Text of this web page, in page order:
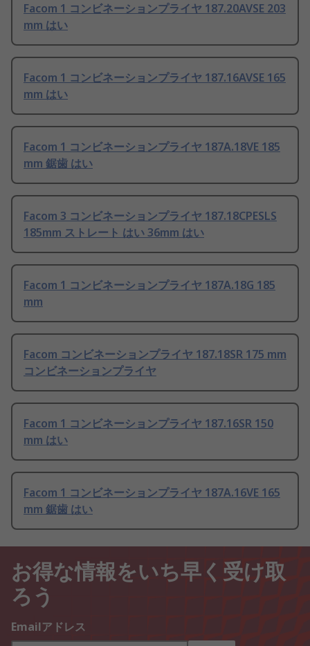
Facom 1 コンビネーションプライヤ 187.20AVSE 203
mm はい
Facom 1 コンビネーションプライヤ 187.16AVSE 165
mm はい
Facom 1 コンビネーションプライヤ 187A.18VE 185
mm 鋸歯 はい
Facom 3 コンビネーションプライヤ 187.18CPESLS
185mm ストレート はい 36mm はい
Facom 1 コンビネーションプライヤ 187A.18G 185
mm
Facom コンビネーションプライヤ 187.18SR 175 mm
コンビネーションプライヤ
Facom 1 コンビネーションプライヤ 187.16SR 150
mm はい
Facom 1 コンビネーションプライヤ 187A.16VE 165
mm 鋸歯 はい
お得な情報をいち早く受け取
ろう
Emailアドレス